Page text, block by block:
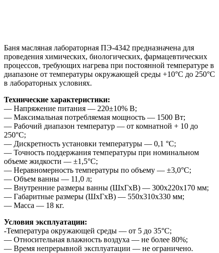
Баня масляная лабораторная ПЭ-4342 предназначена для
проведения химических, биологических, фармацевтических
процессов, требующих нагрева при постоянной температуре в
диапазоне от температуры окружающей среды +10°С до 250°С
в лабораторных условиях.
Технические характеристики:
— Напряжение питания — 220±10% В;
— Максимальная потребляемая мощность — 1500 Вт;
— Рабочий диапазон температур — от комнатной + 10 до
250°С;
— Дискретность установки температуры — 0,1 °С;
— Точность поддержания температуры при номинальном
объеме жидкости — ±1,5°С;
— Неравномерность температуры по объему — ±3,0°С;
— Объем ванны — 11,0 л;
— Внутренние размеры ванны (ШхГхВ) — 300x220x170 мм;
— Габаритные размеры (ШхГхВ) — 550x310x330 мм;
— Масса — 18 кг.
Условия эксплуатации:
-Температура окружающей среды — от 5 до 35°С;
— Относительная влажность воздуха — не более 80%;
— Время непрерывной эксплуатации — не ограничено.